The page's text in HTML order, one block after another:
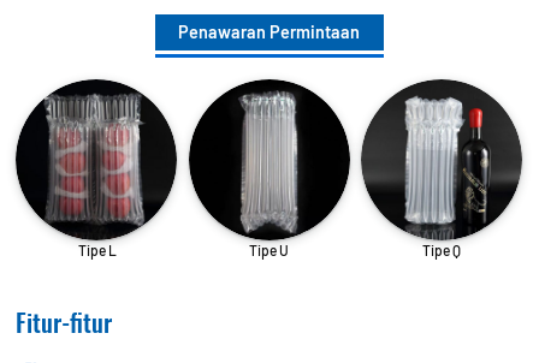
Penawaran Permintaan
Tipe L Tipe U Tipe Q
Fitur-fitur